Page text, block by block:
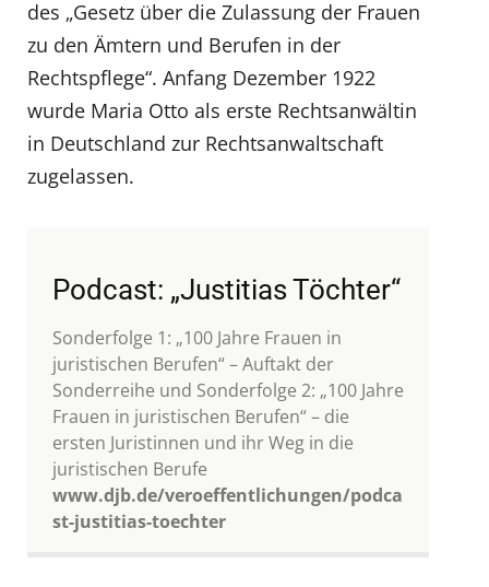
des „Gesetz über die Zulassung der Frauen
zu den Ämtern und Berufen in der
Rechtspflege“. Anfang Dezember 1922
wurde Maria Otto als erste Rechtsanwältin
in Deutschland zur Rechtsanwaltschaft
zugelassen.
Podcast: „Justitias Töchter“
Sonderfolge 1: „100 Jahre Frauen in
juristischen Berufen“ – Auftakt der
Sonderreihe und Sonderfolge 2: „100 Jahre
Frauen in juristischen Berufen“ – die
ersten Juristinnen und ihr Weg in die
juristischen Berufe
www.djb.de/veroeffentlichungen/podca
st-justitias-toechter